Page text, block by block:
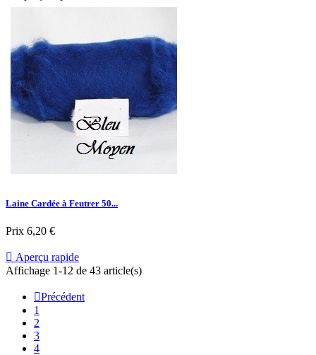
Laine Cardée à Feutrer 50...
Prix 6,20 €
 Aperçu rapide
Affichage 1-12 de 43 article(s)
Précédent
1
2
3
4